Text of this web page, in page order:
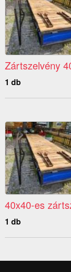
Zártszelvény
1 db
40x40-es
1 db